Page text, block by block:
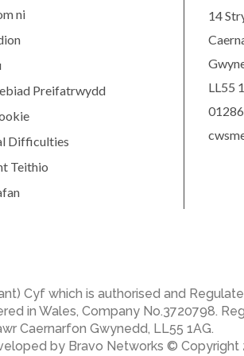
ni
Preifatrwydd
Difficulties
Teithio
14
LL55
Cyf which is authorised and
in Wales, Company No.3720798.
Caernarfon Gwynedd, LL55 1AG.
by Bravo Networks © Copyright